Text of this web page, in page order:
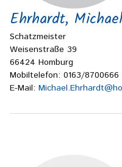
Ehrhardt, Michael
Schatzmeister
Weisenstraße 39
66424 Homburg
Mobiltelefon: 0163/8700666
E-Mail: